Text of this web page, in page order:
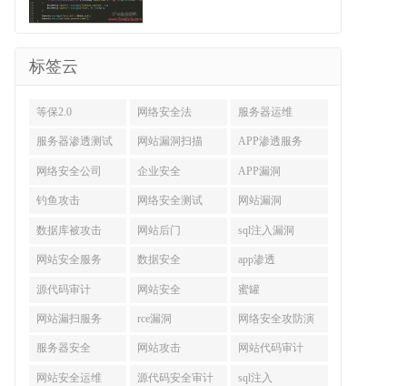
标签云
等保2.0 网络安全法 服务器运维
服务器渗透测试 网站漏洞扫描 APP渗透服务
网络安全公司 企业安全 APP漏洞
钓鱼攻击 网络安全测试 网站漏洞
数据库被攻击 网站后门 sql注入漏洞
网站安全服务 数据安全 app渗透
源代码审计 网站安全 蜜罐
网站漏扫服务 rce漏洞 网络安全攻防演
练
服务器安全 网站攻击 网站代码审计
网站安全运维 源代码安全审计 sql注入